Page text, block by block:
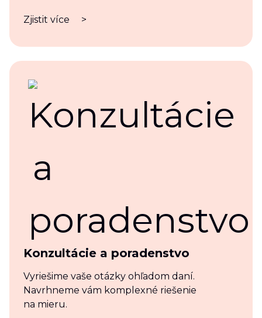
Zjistit více >
Konzultácie a poradenstvo
Vyriešime vaše otázky ohľadom daní.
Navrhneme vám komplexné riešenie
na mieru.